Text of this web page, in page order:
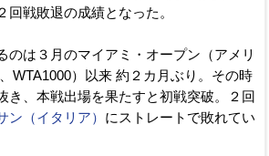
回戦敗退の成績となった。
のは３月のマイアミ・オープン（アメリ
WTA1000）以来 約２カ月ぶり。その時
き、本戦出場を果たすと初戦突破。２回
ン（イタリア） にストレートで敗れてい